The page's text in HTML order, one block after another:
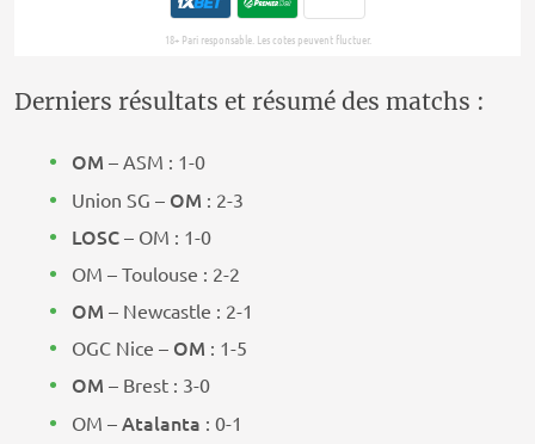
Derniers résultats et résumé des matchs :
OM – ASM : 1-0
Union SG – OM : 2-3
LOSC – OM : 1-0
OM – Toulouse : 2-2
OM – Newcastle : 2-1
OGC Nice – OM : 1-5
OM – Brest : 3-0
OM – Atalanta : 0-1